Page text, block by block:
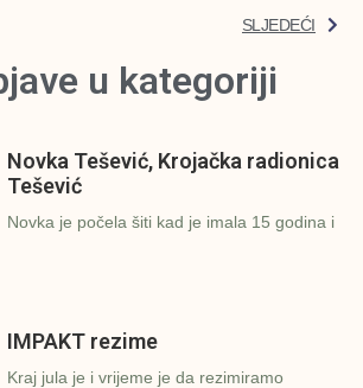
SLJEDEĆI
u kategoriji
Novka Tešević, Krojačka radionica
Tešević
Novka je počela šiti kad je imala 15 godina i
IMPAKT rezime
Kraj jula je i vrijeme je da rezimiramo